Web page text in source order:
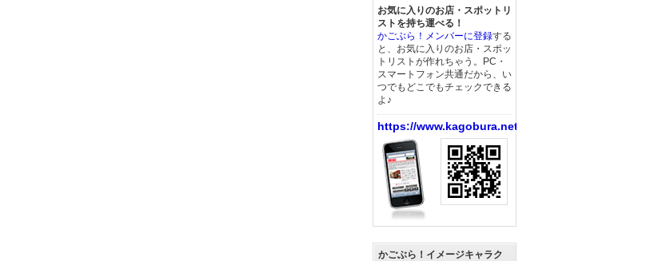
お気に入りのお店・スポットリ
ストを持ち運べる！
かごぶら！メンバーに登録する
と、お気に入りのお店・スポッ
トリストが作れちゃう。PC・
スマートフォン共通だから、い
つでもどこでもチェックできる
よ♪
https://www.kagobura.net/
かごぶら！イメージキャラク